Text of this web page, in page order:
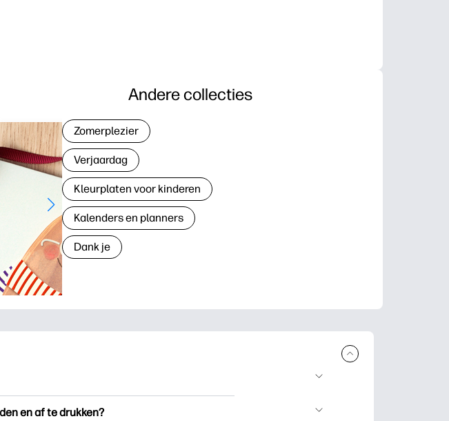
Andere collecties
Zomerplezier
Verjaardag
Kleurplaten voor kinderen
Kalenders en planners
Dank je
en af te drukken?